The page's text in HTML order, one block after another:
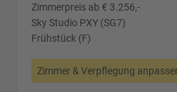
Zimmerpreis ab € 3.256,-
Sky Studio PXY (SG7)
Frühstück (F)
Zimmer & Verpflegung